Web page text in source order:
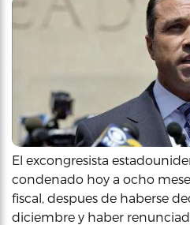
El excongresista
condenado hoy a ocho
fiscal, despues de haberse
diciembre y haber